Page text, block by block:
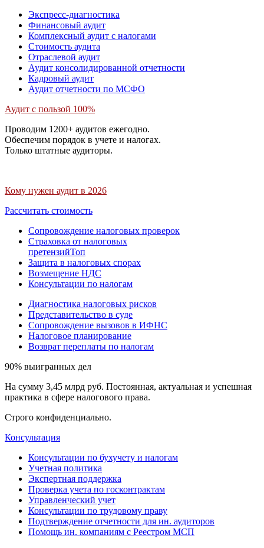
Экспресс-диагностика
Финансовый аудит
Комплексный аудит с налогами
Стоимость аудита
Отраслевой аудит
Аудит консолидированной отчетности
Кадровый аудит
Аудит отчетности по МСФО
Аудит с пользой 100%
Проводим 1200+ аудитов ежегодно.
Обеспечим порядок в учете и налогах.
Только штатные аудиторы.
Кому нужен аудит в 2026
Рассчитать стоимость
Сопровождение налоговых проверок
Страховка от налоговых
претензийТоп
Защита в налоговых спорах
Возмещение НДС
Консультации по налогам
Диагностика налоговых рисков
Представительство в суде
Сопровождение вызовов в ИФНС
Налоговое планирование
Возврат переплаты по налогам
90% выигранных дел
На сумму 3,45 млрд руб. Постоянная, актуальная и успешная
практика в сфере налогового права.
Строго конфиденциально.
Консультация
Консультации по бухучету и налогам
Учетная политика
Экспертная поддержка
Проверка учета по госконтрактам
Управленческий учет
Консультации по трудовому праву
Подтверждение отчетности для ин. аудиторов
Помощь ин. компаниям с Реестром МСП